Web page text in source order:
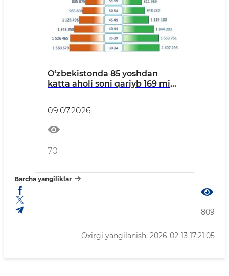
O‘zbekistonda 85 yoshdan
katta aholi soni qariyb 169 ming
09.07.2026
70
Barcha yangiliklar
809
Oxirgi yangilanish: 2026-02-13 17:21:05